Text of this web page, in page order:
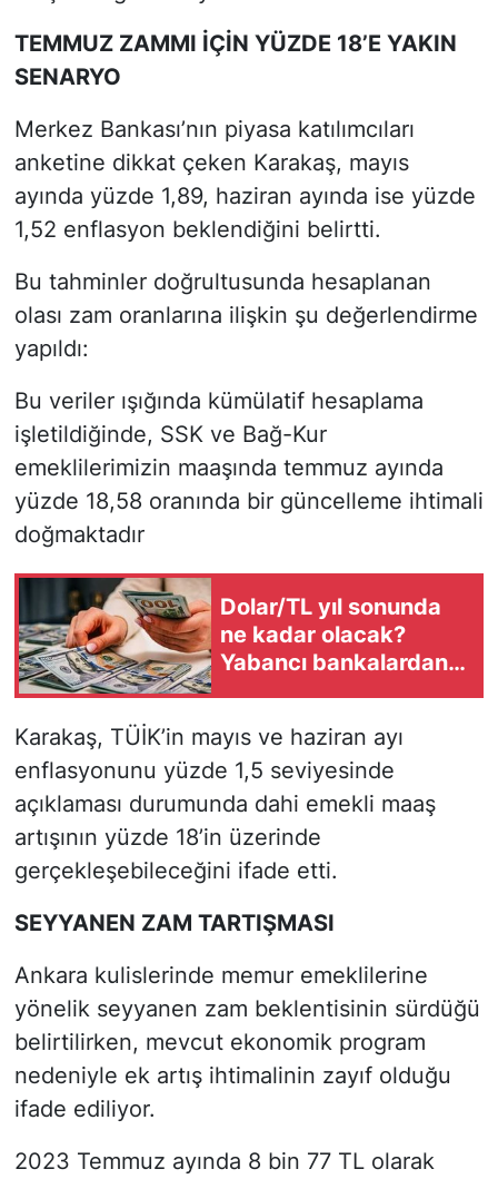
TEMMUZ ZAMMI İÇİN YÜZDE 18’E YAKIN
SENARYO
Merkez Bankası’nın piyasa katılımcıları
anketine dikkat çeken Karakaş, mayıs
ayında yüzde 1,89, haziran ayında ise yüzde
1,52 enflasyon beklendiğini belirtti.
Bu tahminler doğrultusunda hesaplanan
olası zam oranlarına ilişkin şu değerlendirme
yapıldı:
Bu veriler ışığında kümülatif hesaplama
işletildiğinde, SSK ve Bağ-Kur
emeklilerimizin maaşında temmuz ayında
yüzde 18,58 oranında bir güncelleme ihtimali
doğmaktadır
Dolar/TL yıl sonunda
ne kadar olacak?
Yabancı bankalardan
Karakaş, TÜİK’in mayıs ve haziran ayı
enflasyonunu yüzde 1,5 seviyesinde
açıklaması durumunda dahi emekli maaş
artışının yüzde 18’in üzerinde
gerçekleşebileceğini ifade etti.
SEYYANEN ZAM TARTIŞMASI
Ankara kulislerinde memur emeklilerine
yönelik seyyanen zam beklentisinin sürdüğü
belirtilirken, mevcut ekonomik program
nedeniyle ek artış ihtimalinin zayıf olduğu
ifade ediliyor.
2023 Temmuz ayında 8 bin 77 TL olarak